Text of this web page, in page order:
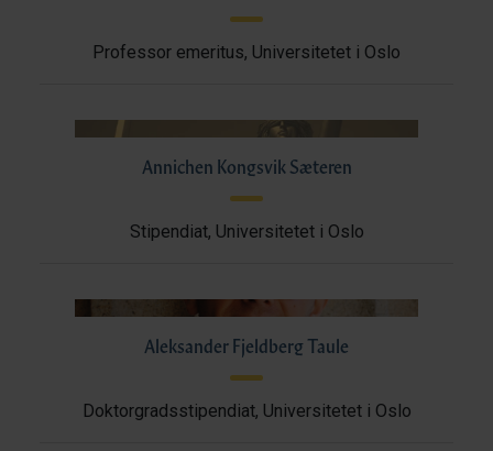
Professor emeritus, Universitetet i Oslo
Annichen Kongsvik Sæteren
Stipendiat, Universitetet i Oslo
Aleksander Fjeldberg Taule
Doktorgradsstipendiat, Universitetet i Oslo